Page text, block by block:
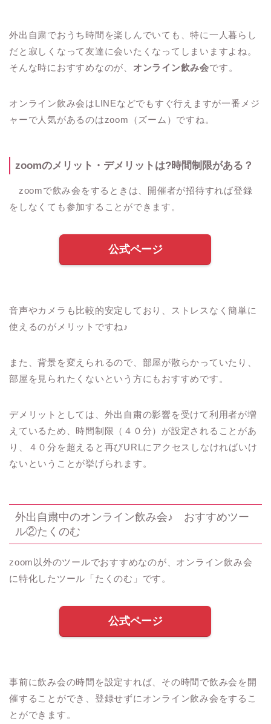
外出自粛でおうち時間を楽しんでいても、特に一人暮らし
だと寂しくなって友達に会いたくなってしまいますよね。
そんな時におすすめなのが、 オンライン飲み会です。
オンライン飲み会はLINEなどでもすぐ行えますが一番メジ
ャーで人気があるのはzoom（ズーム） ですね。
zoomのメリット・デメリットは?時間制限がある？
zoomで飲み会をするときは、開催者が招待すれば登録
をしなくても参加することができます。
公式ページ
音声やカメラも比較的安定しており、ストレスなく簡単に
使えるのがメリットですね♪
また、背景を変えられるので、部屋が散らかっていたり、
部屋を見られたくないという方にもおすすめです。
デメリットとしては、外出自粛の影響を受けて利用者が増
えているため、時間制限（４０分）が設定されることがあ
り、４０分を超えると再びURL にアクセスしなければいけ
ないということが挙げられます。
外出自粛中のオンライン飲み会♪ おすすめツー
ル②たくのむ
zoom 以外のツールでおすすめなのが、オンライン飲み会
に特化したツール「たくのむ」です。
公式ページ
事前に飲み会の時間を設定すれば、その時間で飲み会を開
催することができ、登録せずにオンライン飲み会をするこ
とができます。